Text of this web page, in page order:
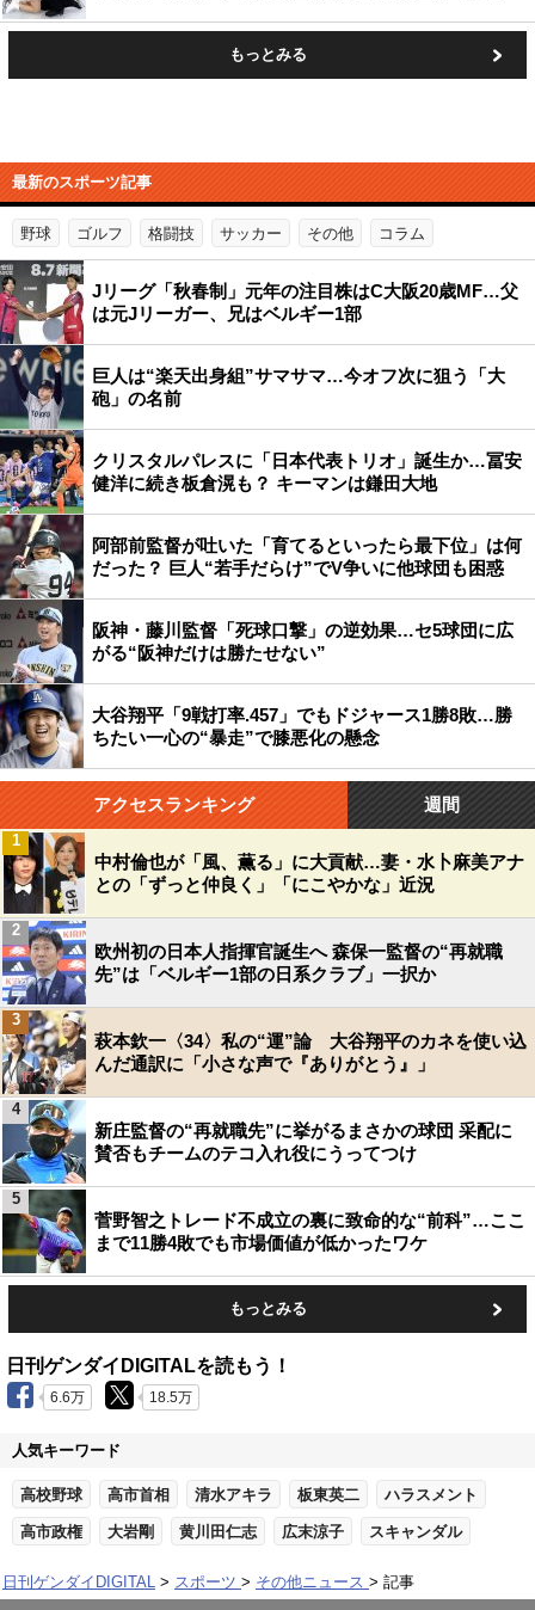
もっとみる
最新のスポーツ記事
野球 ゴルフ 格闘技 サッカー その他 コラム
Jリーグ「秋春制」元年の注目株はC大阪20歳MF…父
は元Jリーガー、兄はベルギー1部
巨人は“楽天出身組”サマサマ…今オフ次に狙う「大
砲」の名前
クリスタルパレスに「日本代表トリオ」誕生か…冨安
健洋に続き板倉滉も？ キーマンは鎌田大地
阿部前監督が吐いた「育てるといったら最下位」は何
だった？ 巨人“若手だらけ”でV争いに他球団も困惑
阪神・藤川監督「死球口撃」の逆効果…セ5球団に広
がる“阪神だけは勝たせない”
大谷翔平「9戦打率.457」でもドジャース1勝8敗…勝
ちたい一心の“暴走”で膝悪化の懸念
アクセスランキング 週間
中村倫也が「風、薫る」に大貢献…妻・水卜麻美アナ
との「ずっと仲良く」「にこやかな」近況
1
欧州初の日本人指揮官誕生へ 森保一監督の“再就職
先”は「ベルギー1部の日系クラブ」一択か
2
萩本欽一〈34〉私の“運”論 大谷翔平のカネを使い込
んだ通訳に「小さな声で『ありがとう』」
3
新庄監督の“再就職先”に挙がるまさかの球団 采配に
賛否もチームのテコ入れ役にうってつけ
4
菅野智之トレード不成立の裏に致命的な“前科”…ここ
まで11勝4敗でも市場価値が低かったワケ
5
もっとみる
日刊ゲンダイDIGITALを読もう！
6.6万 18.5万
人気キーワード
高校野球 高市首相 清水アキラ 板東英二 ハラスメント
高市政権 大岩剛 黄川田仁志 広末涼子 スキャンダル
日刊ゲンダイDIGITAL スポーツ その他ニュース 記事